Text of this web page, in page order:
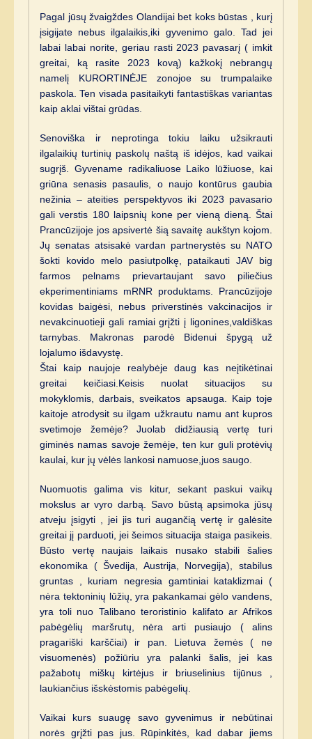
Pagal jūsų žvaigždes Olandijai bet koks būstas , kurį
įsigijate nebus ilgalaikis,iki gyvenimo galo. Tad jei
labai labai norite, geriau rasti 2023 pavasarį ( imkit
greitai, ką rasite 2023 kovą) kažkokį nebrangų
namelį KURORTINĖJE zonojoe su trumpalaike
paskola. Ten visada pasitaikyti fantastiškas variantas
kaip aklai vištai grūdas.
Senoviška ir neprotinga tokiu laiku užsikrauti
ilgalaikių turtinių paskolų naštą iš idėjos, kad vaikai
sugrįš. Gyvename radikaliuose Laiko lūžiuose, kai
griūna senasis pasaulis, o naujo kontūrus gaubia
nežinia – ateities perspektyvos iki 2023 pavasario
gali verstis 180 laipsnių kone per vieną dieną. Štai
Prancūzijoje jos apsivertė šią savaitę aukštyn kojom.
Jų senatas atsisakė vardan partnerystės su NATO
šokti kovido melo pasiutpolkę, pataikauti JAV big
farmos pelnams prievartaujant savo piliečius
ekperimentiniams mRNR produktams. Prancūzijoje
kovidas baigėsi, nebus priverstinės vakcinacijos ir
nevakcinuotieji gali ramiai grįžti į ligonines,valdiškas
tarnybas. Makronas parodė Bidenui špygą už
lojalumo išdavystę.
Štai kaip naujoje realybėje daug kas neįtikėtinai
greitai keičiasi.Keisis nuolat situacijos su
mokyklomis, darbais, sveikatos apsauga. Kaip toje
kaitoje atrodysit su ilgam užkrautu namu ant kupros
svetimoje žemėje? Juolab didžiausią vertę turi
giminės namas savoje žemėje, ten kur guli protėvių
kaulai, kur jų vėlės lankosi namuose,juos saugo.
Nuomuotis galima vis kitur, sekant paskui vaikų
mokslus ar vyro darbą. Savo būstą apsimoka jūsų
atveju įsigyti , jei jis turi augančią vertę ir galėsite
greitai jį parduoti, jei šeimos situacija staiga pasikeis.
Būsto vertę naujais laikais nusako stabili šalies
ekonomika ( Švedija, Austrija, Norvegija), stabilus
gruntas , kuriam negresia gamtiniai kataklizmai (
nėra tektoninių lūžių, yra pakankamai gėlo vandens,
yra toli nuo Talibano teroristinio kalifato ar Afrikos
pabėgėlių maršrutų, nėra arti pusiaujo ( alins
pragariški karščiai) ir pan. Lietuva žemės ( ne
visuomenės) požiūriu yra palanki šalis, jei kas
pažabotų miškų kirtėjus ir briuselinius tijūnus ,
laukiančius išskėstomis pabėgelių.
Vaikai kurs suaugę savo gyvenimus ir nebūtinai
norės grįžti pas jus. Rūpinkitės, kad dabar jiems